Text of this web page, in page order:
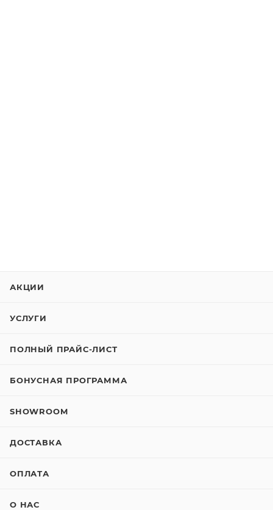
АКЦИИ
УСЛУГИ
ПОЛНЫЙ ПРАЙС-ЛИСТ
БОНУСНАЯ ПРОГРАММА
SHOWROOM
ДОСТАВКА
ОПЛАТА
О НАС